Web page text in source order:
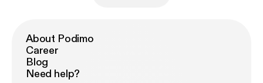
About Podimo
Career
Blog
Need help?